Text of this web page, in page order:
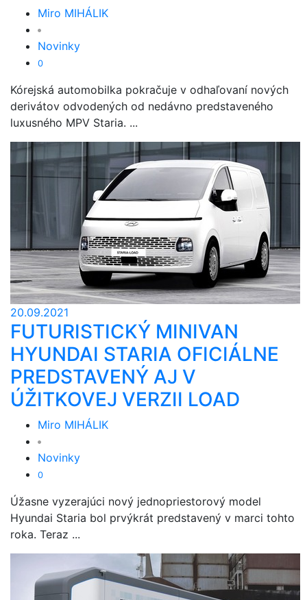
Miro MIHÁLIK
Novinky
0
Kórejská automobilka pokračuje v odhaľovaní nových
derivátov odvodených od nedávno predstaveného
luxusného MPV Staria. ...
20.09.2021
FUTURISTICKÝ MINIVAN
HYUNDAI STARIA OFICIÁLNE
PREDSTAVENÝ AJ V
ÚŽITKOVEJ VERZII LOAD
Miro MIHÁLIK
Novinky
0
Úžasne vyzerajúci nový jednopriestorový model
Hyundai Staria bol prvýkrát predstavený v marci tohto
roka. Teraz ...